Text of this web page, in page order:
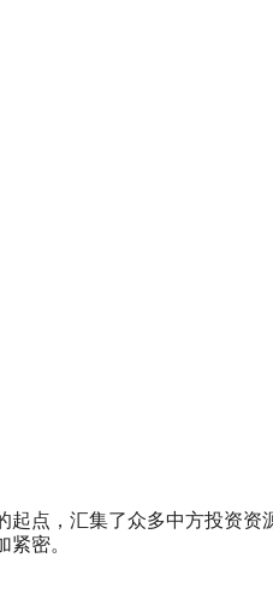
点，汇集了众多中方投资资
密。